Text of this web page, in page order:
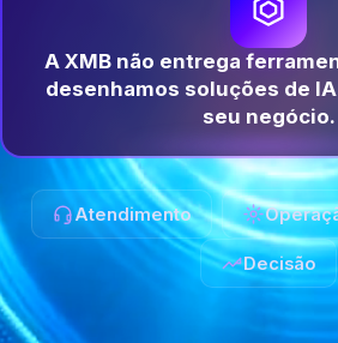
A XMB não entrega
desenhamos soluções de
seu negócio.
Atendimento
Decisão